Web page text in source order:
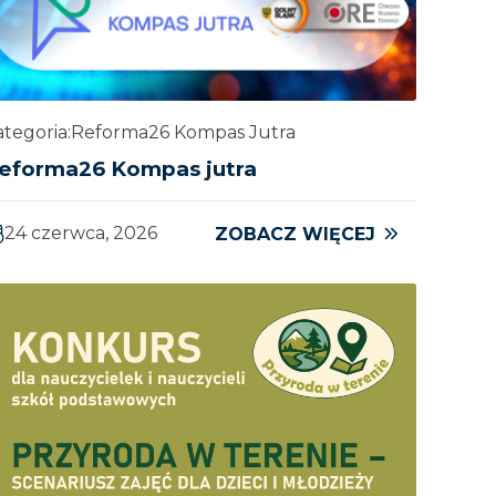
Reforma26 Kompas Jutra
Kompas jutra
24 czerwca, 2026 ZOBACZ WIĘCEJ